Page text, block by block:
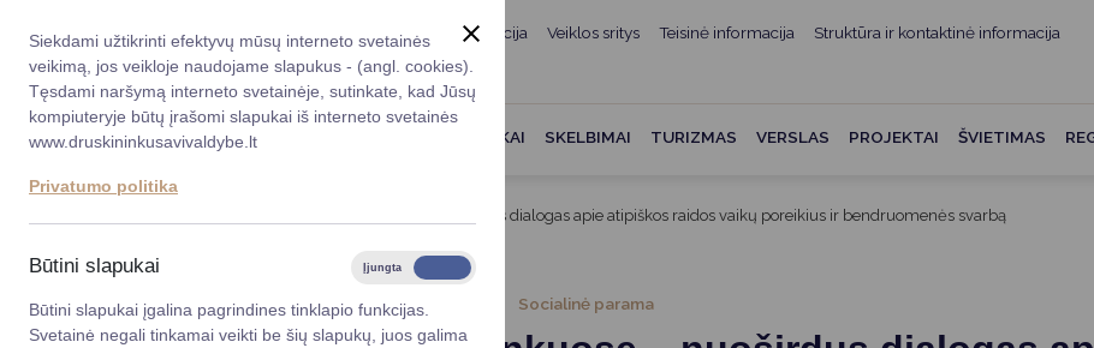
Siekdami užtikrinti efektyvų mūsų interneto svetainės
veikimą, jos veikloje naudojame slapukus - (angl. cookies).
Tęsdami naršymą interneto svetainėje, sutinkate, kad Jūsų
kompiuteryje būtų įrašomi slapukai iš interneto svetainės
www.druskininkusavivaldybe.lt
Privatumo politika
Būtini slapukai Įjungta
Būtini slapukai įgalina pagrindines tinklapio funkcijas.
Svetainė negali tinkamai veikti be šių slapukų, juos galima
Taryba Meras
Registruokitės priėmimui
Vicemerai
Mero patarėja
Administracija
Administracinė informacija
Savivaldybės administracijos
Planavimo dokumentai
Korupcijos prevencija
Viešieji pirkimai
Veiklos sritys Teisinė informacija
Norminiai teisės aktai
Mero potvarkiai
Struktūra ir kontaktinė informacija
Konsultavimasis su
Karjera DUK
DRUSKININKAI SKELBIMAI TURIZMAS VERSLAS PROJEKTAI ŠVIETIMAS
Druskininkuose – nuoširdus dialogas apie atipiškos raidos vaikų poreikius ir bendruomenės svarbą
2025-05-09 Socialinė parama